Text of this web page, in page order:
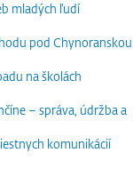
mladých ľudí
pod Chynoranskou
na školách
– správa, údržba a
komunikácií